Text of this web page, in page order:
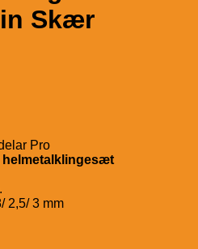
Skær
Pro
helmetalklingesæt
2,5/ 3 mm